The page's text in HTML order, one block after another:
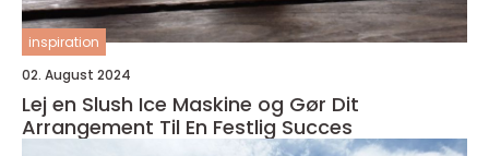
inspiration
02. August 2024
Lej en Slush Ice Maskine og Gør Dit
Arrangement Til En Festlig Succes